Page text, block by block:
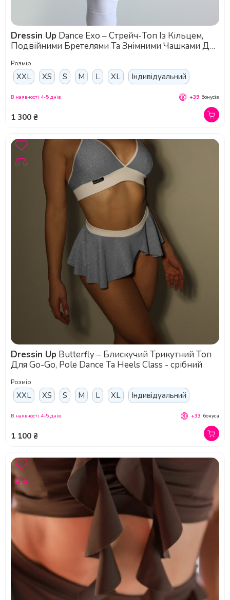
Dressin Up
Подвійними Бретелями Та Знімними Чашками Для
Розмір
XXL XS S M L XL Індивідуальний
1 300 ₴
В наявності 4-5 днів +39 бонусів
Dressin Up
Для Go-Go, Pole Dance Та Heels Class - срібний
Розмір
XXL XS S M L XL Індивідуальний
1 100 ₴
В наявності 4-5 днів +33 бонуса